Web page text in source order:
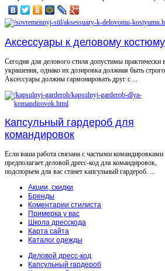
Аксессуары к деловому костюму
Сегодня для делового стиля допустимы практически
украшения, однако их дозировка должная быть
Аксессуары должны гармонировать друг с ...
Капсульный гардероб для
командировок
Если ваша работа связана с частыми командировками
предполагает деловой дресс-код для командировок,
подспорьем для вас станет капсульный гардероб. ...
Акции, скидки
Бренды
Коментарии стилиста
Примерка у вас
Школа дресскода
Карта сайта
Каталог одежды
Деловой дресс-код
Капсульный гардероб